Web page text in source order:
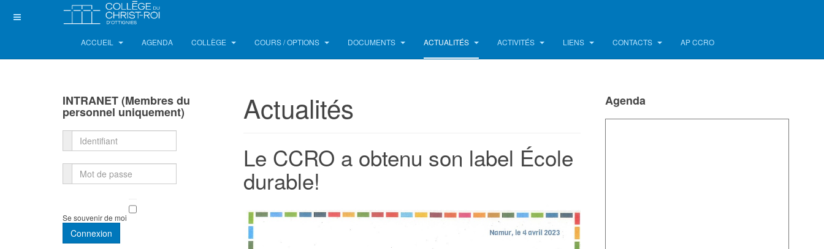
ACCUEIL AGENDA COLLÈGE COURS / OPTIONS DOCUMENTS ACTUALITÉS ACTIVITÉS LIENS CONTACTS AP CCRO
Actualités
Le CCRO a obtenu son label École
durable!
INTRANET (Membres du
personnel uniquement)
Identifiant
Mot de passe
Se souvenir de moi
Connexion
Agenda